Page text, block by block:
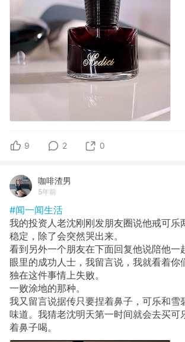
9 2 0
咖啡渣男
5年前
#闻一闻生活
我的投资人老沈刚刚发朋友圈说他戒可乐
稳定，除了会突然哭出来。
看到另外一个朋友在下面回复他说陪他一
眼里的成功人士，我留言说，我就看着你
独在这件事情上失败。
一败涂地的那种。
我又留言说据传只要捏着鼻子，可乐和雪
味道。我猜老沈明天第一时间就会去买可
着鼻子喝。